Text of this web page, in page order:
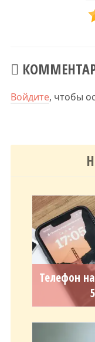
Войдите, чтобы
Телефон